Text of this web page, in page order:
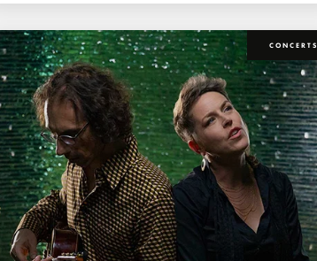
CONCERTS